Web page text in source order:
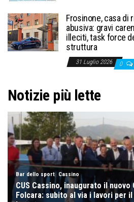
Frosinone, casa di
abusiva: gravi
illeciti, task force
struttura
31 Luglio 2026 0
Notizie più lette